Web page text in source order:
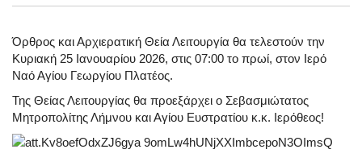
Όρθρος και Αρχιερατική Θεία Λειτουργία θα τελεστούν την
Κυριακή 25 Ιανουαρίου 2026, στις 07:00 το πρωί, στον Ιερό
Ναό Αγίου Γεωργίου Πλατέος.
Της Θείας Λειτουργίας θα προεξάρχει ο Σεβασμιώτατος
Μητροπολίτης Λήμνου και Αγίου Ευστρατίου κ.κ. Ιερόθεος!